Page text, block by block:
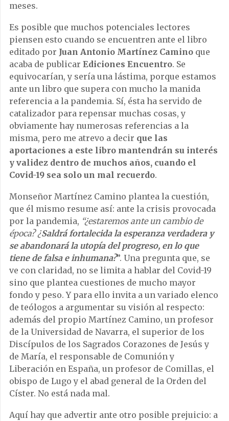
meses.
Es posible que muchos potenciales lectores
piensen esto cuando se encuentren ante el libro
editado por Juan Antonio Martínez Camino que
acaba de publicar Ediciones Encuentro. Se
equivocarían, y sería una lástima, porque estamos
ante un libro que supera con mucho la manida
referencia a la pandemia. Sí, ésta ha servido de
catalizador para repensar muchas cosas, y
obviamente hay numerosas referencias a la
misma, pero me atrevo a decir que las
aportaciones a este libro mantendrán su interés
y validez dentro de muchos años, cuando el
Covid-19 sea solo un mal recuerdo.
Monseñor Martínez Camino plantea la cuestión,
que él mismo resume así: ante la crisis provocada
por la pandemia, “¿estaremos ante un cambio de
época? ¿Saldrá fortalecida la esperanza verdadera y
se abandonará la utopía del progreso, en lo que
tiene de falsa e inhumana?”. Una pregunta que, se
ve con claridad, no se limita a hablar del Covid-19
sino que plantea cuestiones de mucho mayor
fondo y peso. Y para ello invita a un variado elenco
de teólogos a argumentar su visión al respecto:
además del propio Martínez Camino, un profesor
de la Universidad de Navarra, el superior de los
Discípulos de los Sagrados Corazones de Jesús y
de María, el responsable de Comunión y
Liberación en España, un profesor de Comillas, el
obispo de Lugo y el abad general de la Orden del
Císter. No está nada mal.
Aquí hay que advertir ante otro posible prejuicio: a